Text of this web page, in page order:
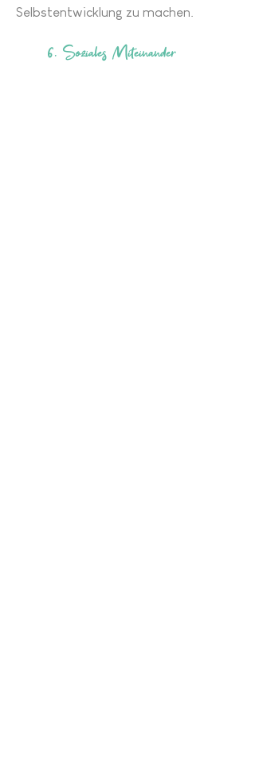
Selbstentwicklung zu machen.
6. Soziales Miteinander